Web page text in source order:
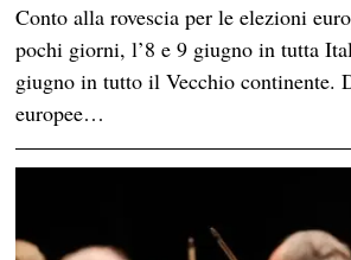
Conto alla rovescia per le elezioni
pochi giorni, l’8 e 9 giugno in tutta
giugno in tutto il Vecchio continente.
europee…